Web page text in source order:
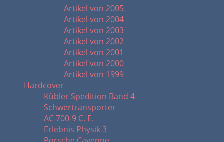
Artikel von 2005
Artikel von 2004
Artikel von 2003
Artikel von 2002
Artikel von 2001
Artikel von 2000
Artikel von 1999
Hardcover
Kübler Spedition Band 4
Schwertransporter
AC 700-9 C. E.
Erlebnis Physik 3